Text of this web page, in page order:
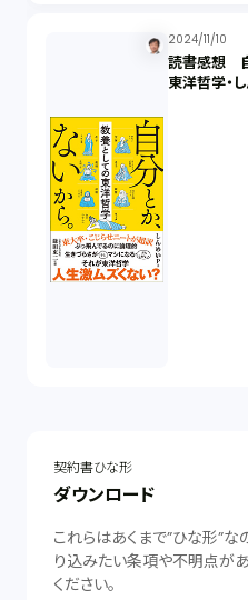
2024/11/10
読書感想 自
東洋哲学・
契約書ひな形
ダウンロード
これらはあくまで”ひな形”な
り込みたい条項や不明点が
ください。